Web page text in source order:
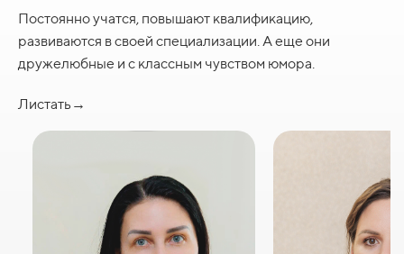
Постоянно учатся, повышают квалификацию,
развиваются в своей специализации. А еще они
дружелюбные и с классным чувством юмора.
Листать→